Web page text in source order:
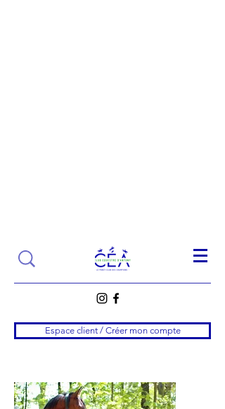
Espace client / Créer mon compte